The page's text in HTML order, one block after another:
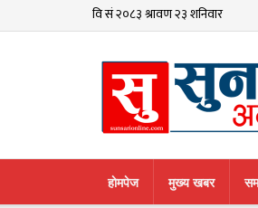
हाेमपेज मुख्य खबर